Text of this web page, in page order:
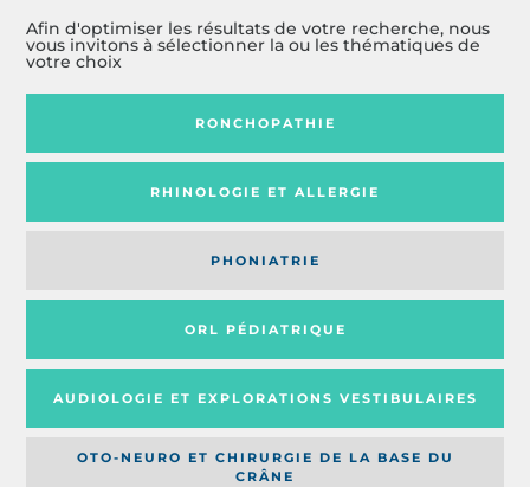
Afin d'optimiser les résultats de votre recherche, nous
vous invitons à sélectionner la ou les thématiques de
votre choix
RONCHOPATHIE
RHINOLOGIE ET ALLERGIE
PHONIATRIE
ORL PÉDIATRIQUE
AUDIOLOGIE ET EXPLORATIONS VESTIBULAIRES
OTO-NEURO ET CHIRURGIE DE LA BASE DU
CRÂNE